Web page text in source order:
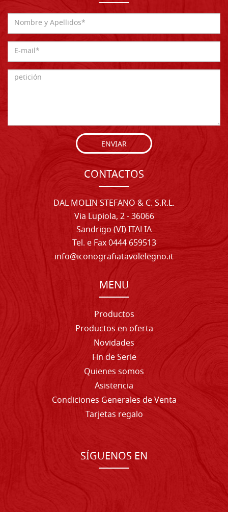
ENVIAR
CONTACTOS
DAL MOLIN STEFANO & C. S.R.L.
Via Lupiola, 2 - 36066
Sandrigo (VI) ITALIA
Tel. e Fax 0444 659513
info@iconografiatavolelegno.it
MENU
Productos
Productos en oferta
Novidades
Fin de Serie
Quienes somos
Asistencia
Condiciones Generales de Venta
Tarjetas regalo
SÍGUENOS EN